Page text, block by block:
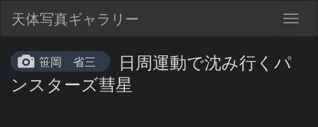
天体写真ギャラリー
笹岡 省三
日周運動で沈み行くパ
ンスターズ彗星